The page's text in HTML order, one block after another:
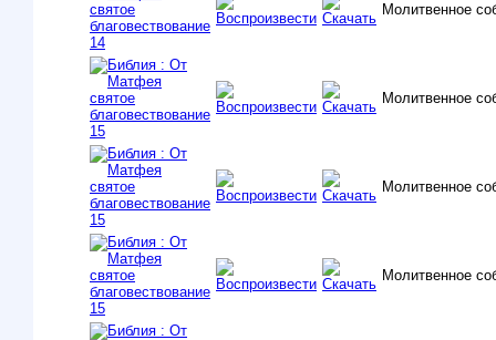
Молитвенное
Молитвенное
Молитвенное
Молитвенное